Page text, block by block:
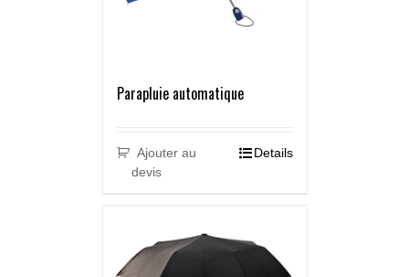
Parapluie automatique
Ajouter au
devis
Details